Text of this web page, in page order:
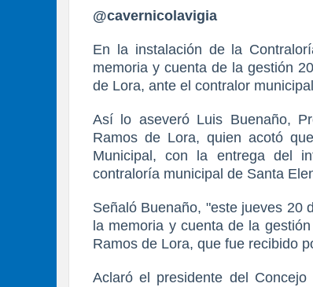
@cavernicolavigia
En la instalación de la
memoria y cuenta de la gestión
de Lora, ante el contralor
Así lo aseveró Luis Buenaño,
Ramos de Lora, quien acotó
Municipal, con la entrega del
contraloría municipal de Santa
Señaló Buenaño, "este jueves 20
la memoria y cuenta de la
Ramos de Lora, que fue recibido
Aclaró el presidente del